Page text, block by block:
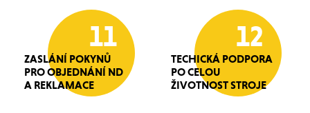
11
ZASLÁNÍ POKYNŮ
PRO OBJEDNÁNÍ ND
A REKLAMACE
12
TECHICKÁ PODPORA
PO CELOU
ŽIVOTNOST STROJE